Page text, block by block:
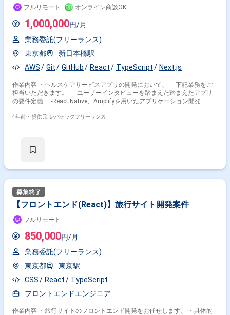
フルリモート オンライン商談OK
1,000,000円/月
業務委託(フリーランス)
東京都
新日本橋駅
AWS
Git GitHub React TypeScript Next.js
作業内容 ・ヘルスケアサービスアプリの開発において、 下記業務をご
担当いただきます。 -ユーザーインタビューを踏まえた踏まえたアプリ
の要件定義 -React Native、Amplifyを用いたアプリケーション開発
4年前・ 提供元: レバテックフリーランス
【フロントエンド(React)】旅行サイト開発案件
フルリモート
850,000円/月
業務委託(フリーランス)
東京都
東京駅
CSS
React
TypeScript
フロントエンドエンジニア
作業内容 ・旅行サイトのフロントエンド開発をお任せします。 ・具体的